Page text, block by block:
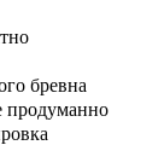
бревна
продуманно